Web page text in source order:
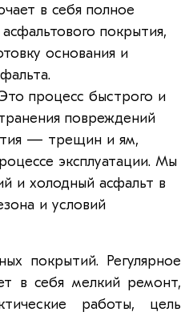
в себя полное
покрытия,
основания и
процесс быстрого и
повреждений
— трещин и ям,
эксплуатации. Мы
и холодный асфальт в
и условий
покрытий. Регулярное
в себя мелкий ремонт,
работы, цель